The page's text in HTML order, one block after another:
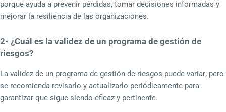
porque ayuda a prevenir pérdidas, tomar decisiones informadas y
mejorar la resiliencia de las organizaciones.
2- ¿Cuál es la validez de un programa de gestión de
riesgos?
La validez de un programa de gestión de riesgos puede variar; pero
se recomienda revisarlo y actualizarlo periódicamente para
garantizar que sigue siendo eficaz y pertinente.